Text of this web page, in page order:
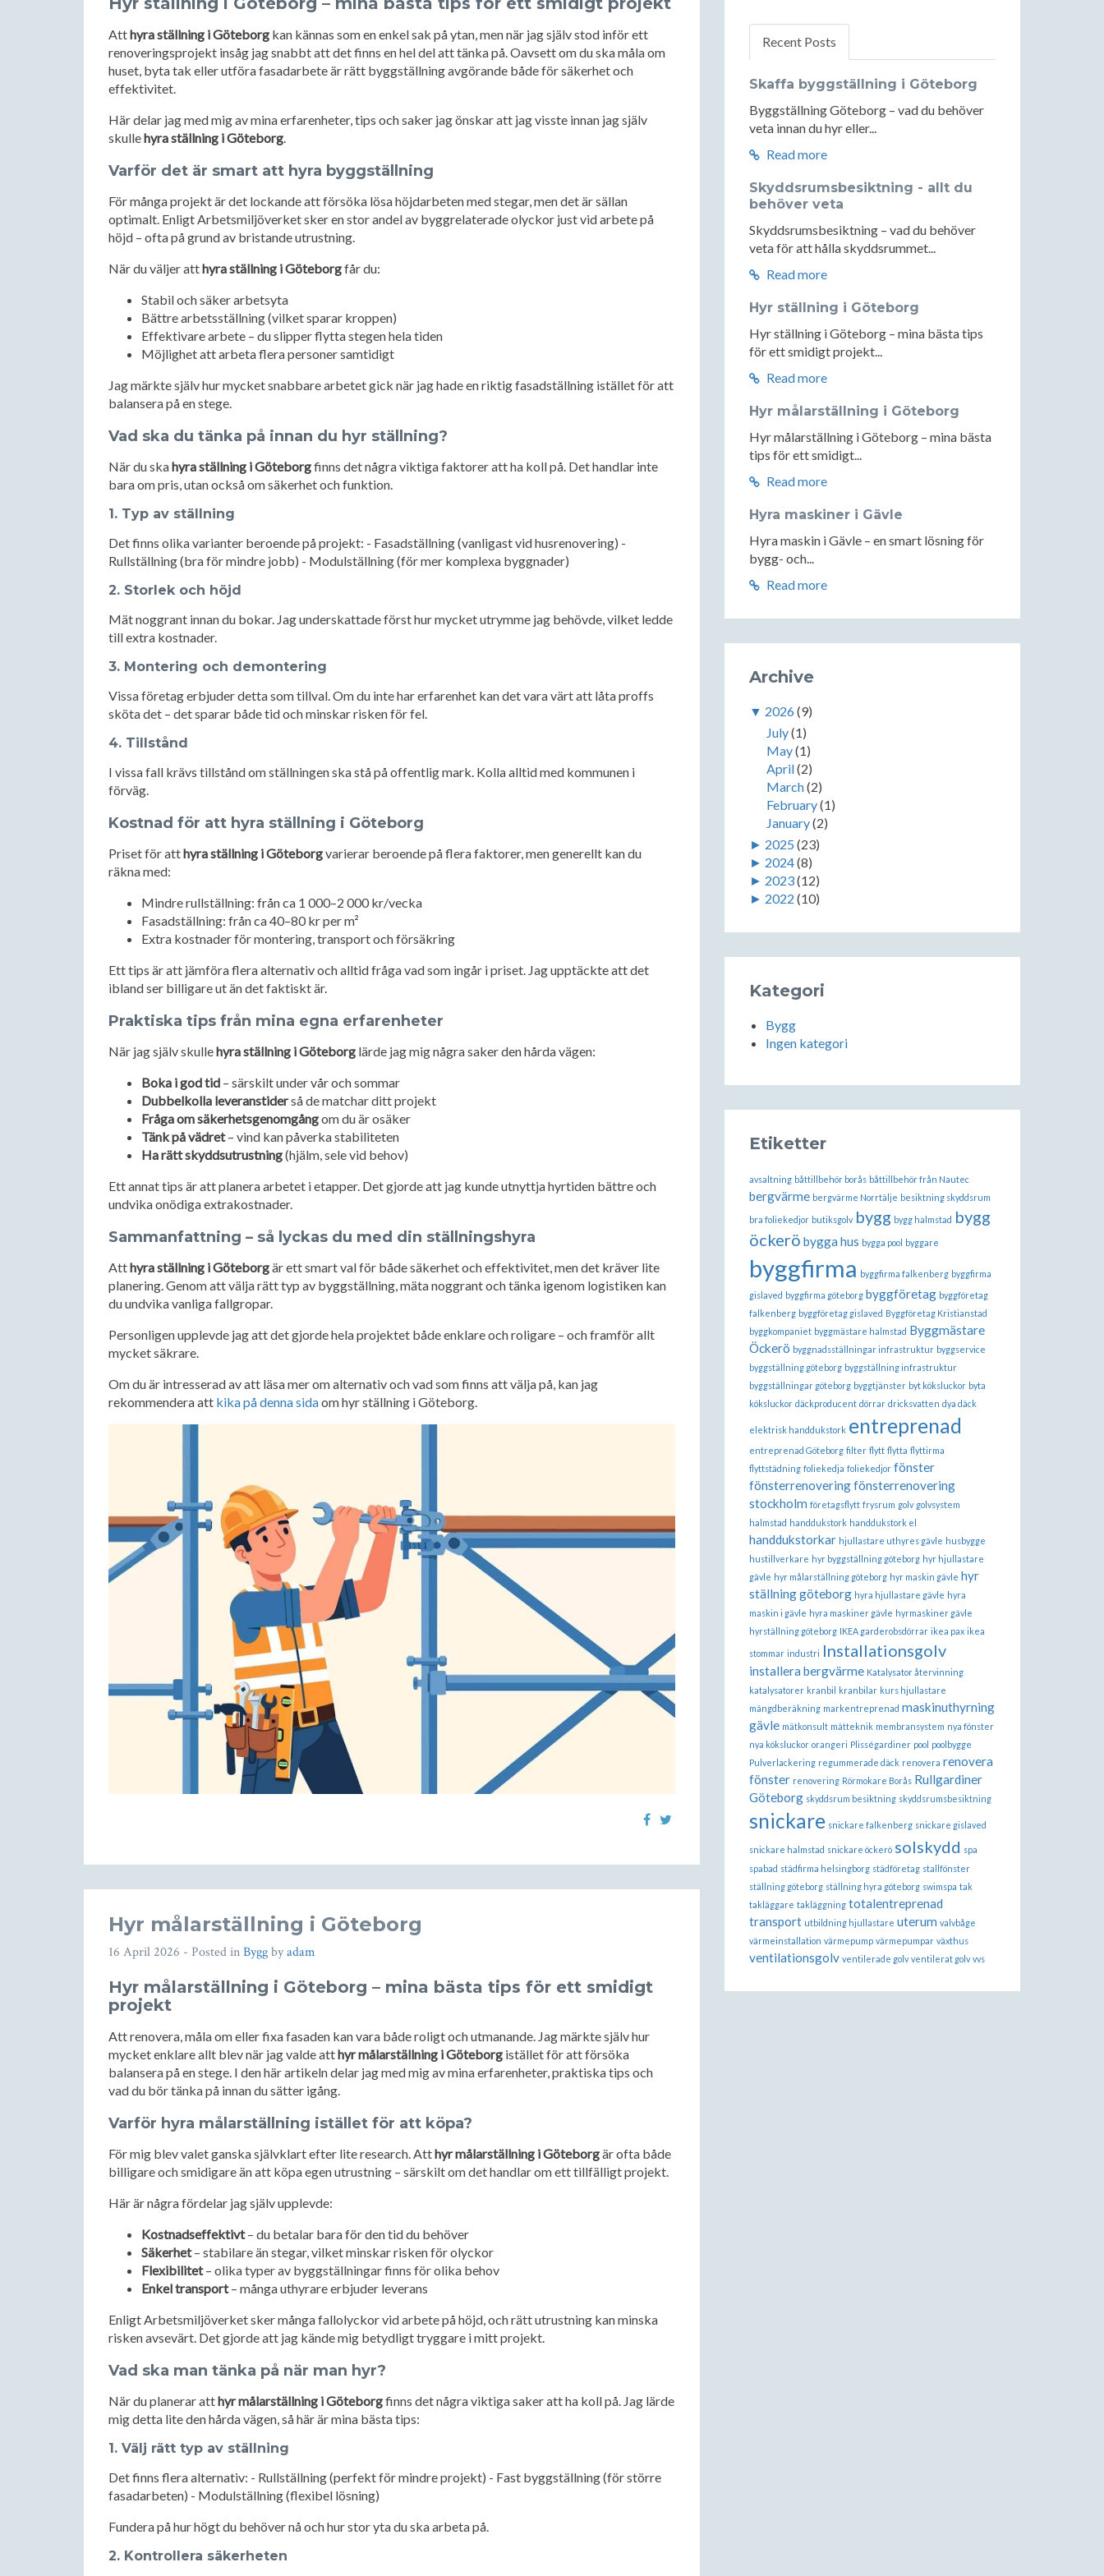
Atthyra ställning i Göteborg kan kännas som en enkel sak på ytan, men när jag själv stod inför ett
renoveringsprojekt insåg jag snabbt att det finns en hel del att tänka på. Oavsett om du ska måla om
huset, byta tak eller utföra fasadarbete är rätt byggställning avgörande både för säkerhet och
effektivitet.
Här delar jag med mig av mina erfarenheter, tips och saker jag önskar att jag visste innan jag själv
skullehyra ställning i Göteborg.
Varför det är smart att hyra byggställning
För många projekt är det lockande att försöka lösa höjdarbeten med stegar, men det är sällan
optimalt. Enligt Arbetsmiljöverket sker en stor andel av byggrelaterade olyckor just vid arbete på
höjd – ofta på grund av bristande utrustning.
När du väljer atthyra ställning i Göteborgfår du:
Stabil och säker arbetsyta
Bättre arbetsställning (vilket sparar kroppen)
Effektivare arbete – du slipper flytta stegen hela tiden
Möjlighet att arbeta flera personer samtidigt
Jag märkte själv hur mycket snabbare arbetet gick när jag hade en riktig fasadställning istället för att
balansera på en stege.
Vad ska du tänka på innan du hyr ställning?
När du skahyra ställning i Göteborgfinns det några viktiga faktorer att ha koll på. Det handlar inte
bara om pris, utan också om säkerhet och funktion.
1. Typ av ställning
Det finns olika varianter beroende på projekt: - Fasadställning (vanligast vid husrenovering) -
Rullställning (bra för mindre jobb) - Modulställning (för mer komplexa byggnader)
2. Storlek och höjd
Mät noggrant innan du bokar. Jag underskattade först hur mycket utrymme jag behövde, vilket ledde
till extra kostnader.
3. Montering och demontering
Vissa företag erbjuder detta som tillval. Om du inte har erfarenhet kan det vara värt att låta proffs
sköta det – det sparar både tid och minskar risken för fel.
4. Tillstånd
I vissa fall krävs tillstånd om ställningen ska stå på offentlig mark. Kolla alltid med kommunen i
förväg.
Kostnad för att hyra ställning i Göteborg
Priset för atthyra ställning i Göteborgvarierar beroende på flera faktorer, men generellt kan du
räkna med:
Mindre rullställning: från ca 1 000–2 000 kr/vecka
Fasadställning: från ca 40–80 kr per m²
Extra kostnader för montering, transport och försäkring
Ett tips är att jämföra flera alternativ och alltid fråga vad som ingår i priset. Jag upptäckte att det
ibland ser billigare ut än det faktiskt är.
Praktiska tips från mina egna erfarenheter
När jag själv skullehyra ställning i Göteborg lärde jag mig några saker den hårda vägen:
Boka i god tid – särskilt under vår och sommar
Dubbelkolla leveranstiderså de matchar ditt projekt
Fråga om säkerhetsgenomgångom du är osäker
Tänk på vädret– vind kan påverka stabiliteten
Ha rätt skyddsutrustning(hjälm, sele vid behov)
Ett annat tips är att planera arbetet i etapper. Det gjorde att jag kunde utnyttja hyrtiden bättre och
undvika onödiga extrakostnader.
Sammanfattning – så lyckas du med din ställningshyra
Atthyra ställning i Göteborgär ett smart val för både säkerhet och effektivitet, men det kräver lite
planering. Genom att välja rätt typ av byggställning, mäta noggrant och tänka igenom logistiken kan
du undvika vanliga fallgropar.
Personligen upplevde jag att det gjorde hela projektet både enklare och roligare – och framför allt
mycket säkrare.
Om du är intresserad av att läsa mer om alternativ och vad som finns att välja på, kan jag
rekommendera att kika på denna sidaom hyr ställning i Göteborg.
Hyr målarställning i Göteborg
16 April 2026 - Posted inByggbyadam
Hyr målarställning i Göteborg – mina bästa tips för ett smidigt
projekt
Att renovera, måla om eller fixa fasaden kan vara både roligt och utmanande. Jag märkte själv hur
mycket enklare allt blev när jag valde atthyr målarställning i Göteborg istället för att försöka
balansera på en stege. I den här artikeln delar jag med mig av mina erfarenheter, praktiska tips och
vad du bör tänka på innan du sätter igång.
Varför hyra målarställning istället för att köpa?
För mig blev valet ganska självklart efter lite research. Atthyr målarställning i Göteborgär ofta både
billigare och smidigare än att köpa egen utrustning – särskilt om det handlar om ett tillfälligt projekt.
Här är några fördelar jag själv upplevde:
Kostnadseffektivt– du betalar bara för den tid du behöver
Säkerhet– stabilare än stegar, vilket minskar risken för olyckor
Flexibilitet– olika typer av byggställningar finns för olika behov
Enkel transport– många uthyrare erbjuder leverans
Enligt Arbetsmiljöverket sker många fallolyckor vid arbete på höjd, och rätt utrustning kan minska
risken avsevärt. Det gjorde att jag kände mig betydligt tryggare i mitt projekt.
Vad ska man tänka på när man hyr?
När du planerar atthyr målarställning i Göteborgfinns det några viktiga saker att ha koll på. Jag lärde
mig detta lite den hårda vägen, så här är mina bästa tips:
1. Välj rätt typ av ställning
Det finns flera alternativ: - Rullställning (perfekt för mindre projekt) - Fast byggställning (för större
fasadarbeten) - Modulställning (flexibel lösning)
Fundera på hur högt du behöver nå och hur stor yta du ska arbeta på.
2. Kontrollera säkerheten
Recent Posts
Skaffa byggställning i Göteborg
Byggställning Göteborg – vad du behöver
veta innan du hyr eller...
Read more
Skyddsrumsbesiktning - allt du
behöver veta
Skyddsrumsbesiktning – vad du behöver
veta för att hålla skyddsrummet...
Read more
Hyr ställning i Göteborg
Hyr ställning i Göteborg – mina bästa tips
för ett smidigt projekt...
Read more
Hyr målarställning i Göteborg
Hyr målarställning i Göteborg – mina bästa
tips för ett smidigt...
Read more
Hyra maskiner i Gävle
Hyra maskin i Gävle – en smart lösning för
bygg- och...
Read more
Archive
▼ 2026(9)
July(1)
May(1)
April(2)
March(2)
February(1)
January(2)
► 2025 (23)
► 2024(8)
► 2023(12)
► 2022 (10)
Kategori
Bygg
Ingen kategori
Etiketter
avsaltning båttillbehör borås båttillbehör från Nautec
bergvärme bergvärme Norrtälje besiktning skyddsrum
bra foliekedjor butiksgolv bygg bygg halmstad bygg
öckerö bygga hus bygga pool byggare
byggfirma byggfirma falkenberg byggfirma
gislaved byggfirma göteborg byggföretag byggföretag
falkenberg byggföretag gislaved Byggföretag Kristianstad
byggkompaniet byggmästare halmstad Byggmästare
Öckerö byggnadsställningar infrastruktur byggservice
byggställning göteborg byggställning infrastruktur
byggställningar göteborg byggtjänster byt köksluckor byta
köksluckor däckproducent dörrar dricksvatten dya däck
elektrisk handdukstork entreprenad
entreprenad Göteborg filter flytt flytta flyttirma
flyttstädning foliekedja foliekedjor fönster
fönsterrenoveringfönsterrenovering
stockholm företagsflytt frysrum golv golvsystem
halmstad handdukstork handdukstork el
handdukstorkar hjullastare uthyres gävle husbygge
hustillverkare hyr byggställning göteborg hyr hjullastare
gävle hyr målarställning göteborg hyr maskin gävle hyr
ställning göteborg hyra hjullastare gävle hyra
maskin i gävle hyra maskiner gävle hyrmaskiner gävle
hyrställning göteborg IKEA garderobsdörrar ikea pax ikea
stommar industri Installationsgolv
installera bergvärme Katalysator återvinning
katalysatorer kranbil kranbilar kurs hjullastare
mängdberäkning markentreprenad maskinuthyrning
gävle mätkonsult mätteknik membransystem nya fönster
nya köksluckor orangeri Plisségardiner pool poolbygge
Pulverlackering regummerade däck renovera renovera
fönster renovering Rörmokare Borås Rullgardiner
Göteborg skyddsrum besiktning skyddsrumsbesiktning
snickare snickare falkenberg snickare gislaved
snickare halmstad snickare öckerö solskydd spa
spabad städfirma helsingborg städföretag stallfönster
ställning göteborg ställning hyra göteborg swimspa tak
takläggare takläggning totalentreprenad
transport utbildning hjullastare uterum valvbåge
värmeinstallation värmepump värmepumpar växthus
ventilationsgolv ventilerade golv ventilerat golv vvs